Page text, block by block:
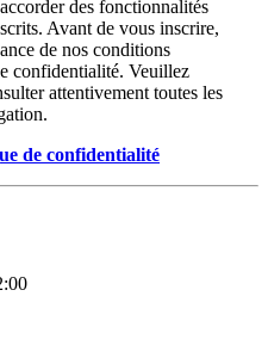
des fonctionnalités
Avant de vous inscrire,
de nos conditions
confidentialité. Veuillez
attentivement toutes les
de confidentialité